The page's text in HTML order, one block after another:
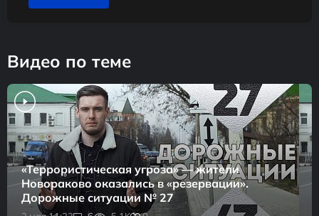
Видео по теме
«Террористическая угроза» — жители
Новораково оказались в «резервации».
Дорожные ситуации № 27